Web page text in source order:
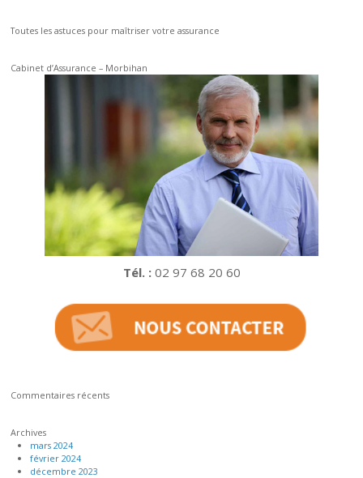
Toutes les astuces pour maîtriser votre assurance
Cabinet d’Assurance – Morbihan
Tél. :02 97 68 20 60
Commentaires récents
Archives
mars 2024
février 2024
décembre 2023